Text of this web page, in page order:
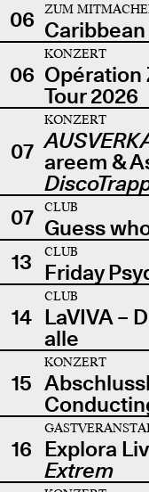
06
ZUM
06
KONZERT
Opération
Tour 2026
07
KONZERT
areem &
07
CLUB
Guess
13
CLUB
Friday
14
CLUB
LaVIVA –
alle
15
KONZERT
16 Explora
Extrem